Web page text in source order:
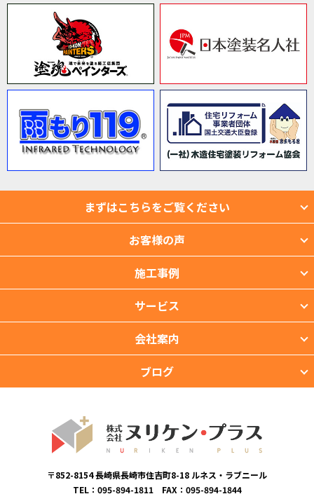
まずはこちらをご覧ください
お客様の声
施工事例
サービス
会社案内
ブログ
〒852-8154 長崎県長崎市住吉町8-18 ルネス・ラブニール
TEL：095-894-1811 FAX：095-894-1844